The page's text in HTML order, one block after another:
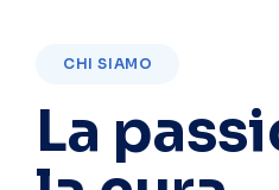
CHI SIAMO
La